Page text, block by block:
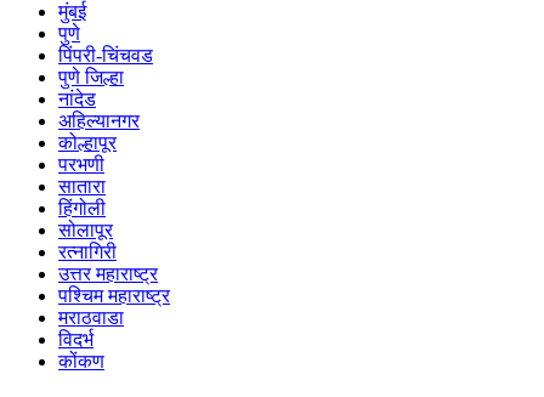
मुंबई
पुणे
पिंपरी-चिंचवड
पुणे जिल्हा
नांदेड
अहिल्यानगर
कोल्हापूर
परभणी
सातारा
हिंगोली
सोलापूर
रत्नागिरी
उत्तर महाराष्ट्र
पश्चिम महाराष्ट्र
मराठवाडा
विदर्भ
कोंकण